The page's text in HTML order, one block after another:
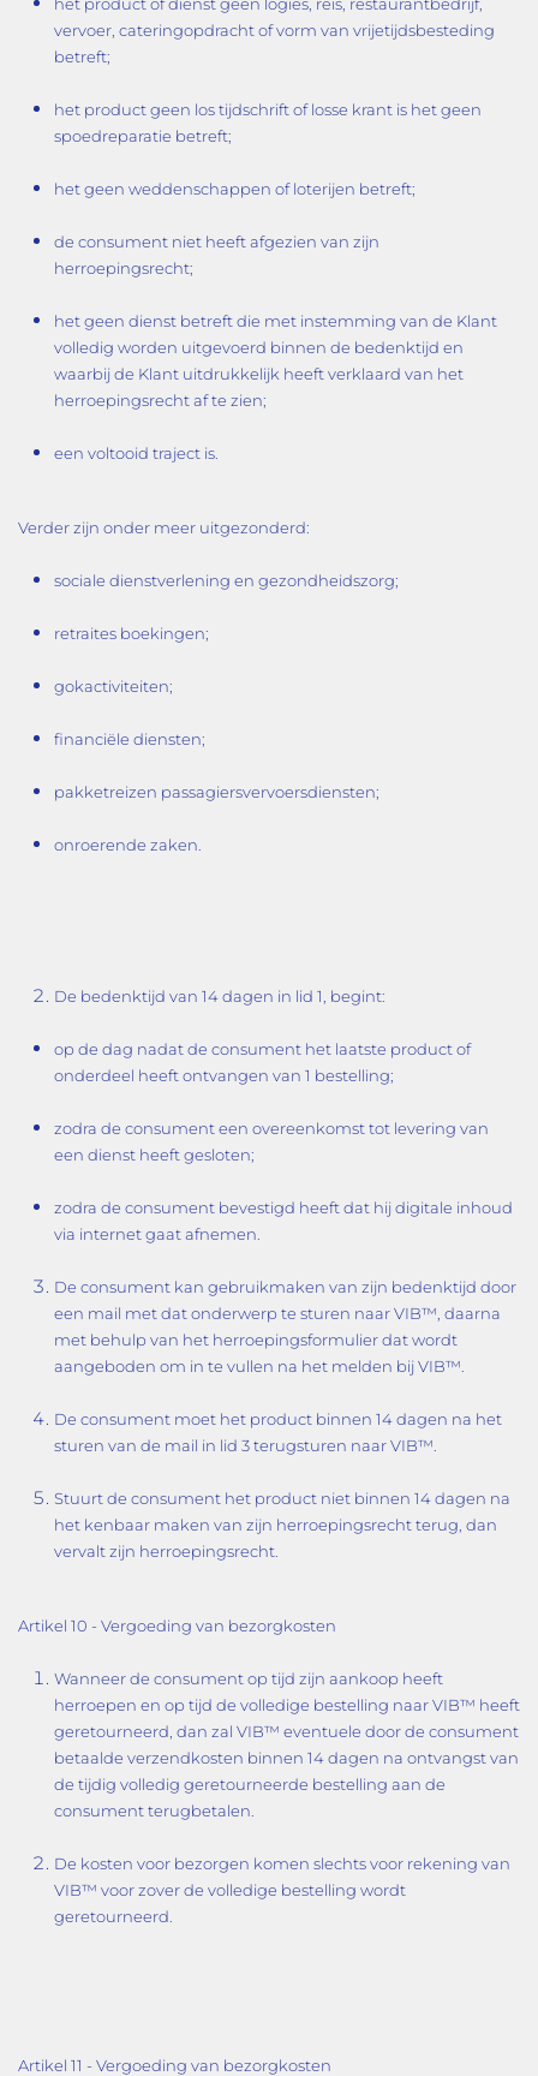
vervoer, cateringopdracht of vorm van vrijetijdsbesteding
betreft;
het product geen los tijdschrift of losse krant is het geen
spoedreparatie betreft;
het geen weddenschappen of loterijen betreft;
de consument niet heeft afgezien van zijn
herroepingsrecht;
het geen dienst betreft die met instemming van de Klant
volledig worden uitgevoerd binnen de bedenktijd en
waarbij de Klant uitdrukkelijk heeft verklaard van het
herroepingsrecht af te zien;
een voltooid traject is.
Verder zijn onder meer uitgezonderd:
sociale dienstverlening en gezondheidszorg;
retraites boekingen;
gokactiviteiten;
financiële diensten;
pakketreizen passagiersvervoersdiensten;
onroerende zaken.
De bedenktijd van 14 dagen in lid 1, begint:
op de dag nadat de consument het laatste product of
onderdeel heeft ontvangen van 1 bestelling;
zodra de consument een overeenkomst tot levering van
een dienst heeft gesloten;
zodra de consument bevestigd heeft dat hij digitale inhoud
via internet gaat afnemen.
De consument kan gebruikmaken van zijn bedenktijd door
een mail met dat onderwerp te sturen naar VIB™, daarna
met behulp van het herroepingsformulier dat wordt
aangeboden om in te vullen na het melden bij VIB™.
De consument moet het product binnen 14 dagen na het
sturen van de mail in lid 3 terugsturen naar VIB™.
Stuurt de consument het product niet binnen 14 dagen na
het kenbaar maken van zijn herroepingsrecht terug, dan
vervalt zijn herroepingsrecht.
Artikel 10 - Vergoeding van bezorgkosten
Wanneer de consument op tijd zijn aankoop heeft
herroepen en op tijd de volledige bestelling naar VIB™ heeft
geretourneerd, dan zal VIB™ eventuele door de consument
betaalde verzendkosten binnen 14 dagen na ontvangst van
de tijdig volledig geretourneerde bestelling aan de
consument terugbetalen.
De kosten voor bezorgen komen slechts voor rekening van
VIB™ voor zover de volledige bestelling wordt
geretourneerd.
Artikel 11 - Vergoeding van bezorgkosten